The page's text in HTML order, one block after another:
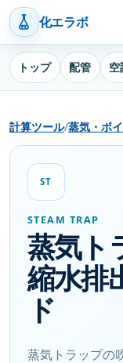
化エラボ
トップ 配管 空
計算ツール/蒸気・ボ
ST
STEAM TRAP
蒸気ト
縮水排
ド
蒸気トラップの